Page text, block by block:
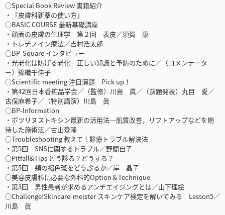
○Special Book Review 書籍紹介
・『皮膚科新薬の使い方』
○BASIC COURSE 最新基礎講座
・顔面の皮膚の生理学 第２回 表皮／須賀 康
・トレチノイン療法／吉村浩太郎
○BP-Square インタビュー
・光老化は防げる老化―正しい知識と予防のために／（コメンテータ
ー）錦織千佳子
○Scientific meeting 注目演題 Pick up！
・第42回日本香粧品学会／（監修）川島 眞／（演題発表）丸目 愛／
古俣麻希子／（特別講演）川島 眞
○BP-Information
・ボツリヌストキシン最新の活用法―肌質改善，リフトアップなどを期
待した施術法／古山登隆
○Troubleshooting 教えて！診療トラブル解決法
・第5回 SNSに関するトラブル／野間自子
○Pitfall&Tips どう診る？どうする？
・第5回 頬の褐色斑をどう診るか／岸 晶子
○美容皮膚科に必要な外科的Option＆Technique
・第3回 男性患者が求めるアンチエイジングとは／山下理絵
○Challenge!Skincare-meister スキンケア検定を解いてみる Lesson5／
川島 眞